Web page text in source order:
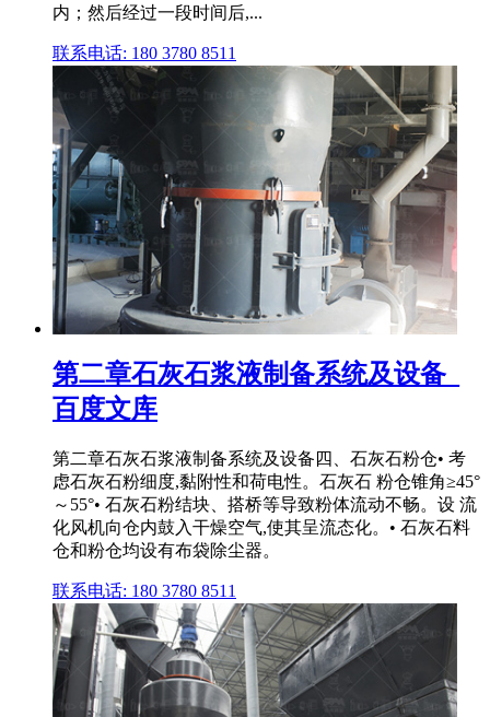
内；然后经过一段时间后,...
联系电话: 180 3780 8511
第二章石灰石浆液制备系统及设备_
百度文库
第二章石灰石浆液制备系统及设备四、石灰石粉仓• 考
虑石灰石粉细度,黏附性和荷电性。石灰石 粉仓锥角≥45°
～55°• 石灰石粉结块、搭桥等导致粉体流动不畅。设 流
化风机向仓内鼓入干燥空气,使其呈流态化。• 石灰石料
仓和粉仓均设有布袋除尘器。
联系电话: 180 3780 8511